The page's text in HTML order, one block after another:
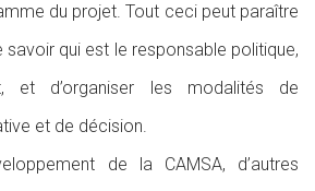
du projet. Tout ceci peut paraître
qui est le responsable politique,
d’organiser les modalités de
et de décision.
de la CAMSA, d’autres